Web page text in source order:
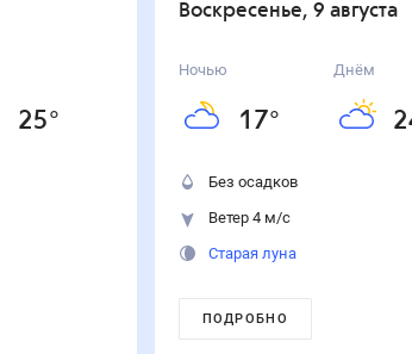
25°
воскресенье, 9 августа
Ночью
17°
Днём
Без осадков
Ветер 4 м/с
Старая луна
ПОДРОБНО